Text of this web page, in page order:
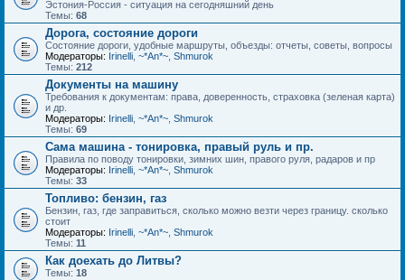
Эстония-Россия - ситуация на сегодняшний день
Темы: 68
Дорога, состояние дороги
Состояние дороги, удобные маршруты, объезды: отчеты, советы, вопросы
Модераторы: Irinelli ~*An*~ Shmurok
Темы: 212
Документы на машину
Требования к документам: права, доверенность, страховка (зеленая карта)
и др.
Модераторы: Irinelli ~*An*~ Shmurok
Темы: 69
Сама машина - тонировка, правый руль и пр.
Правила по поводу тонировки, зимних шин, правого руля, радаров и пр
Модераторы: Irinelli ~*An*~ Shmurok
Темы: 33
Топливо: бензин, газ
Бензин, газ, где заправиться, сколько можно везти через границу. сколько
стоит
Модераторы: Irinelli ~*An*~ Shmurok
Темы: 11
Как доехать до Литвы?
Темы: 18